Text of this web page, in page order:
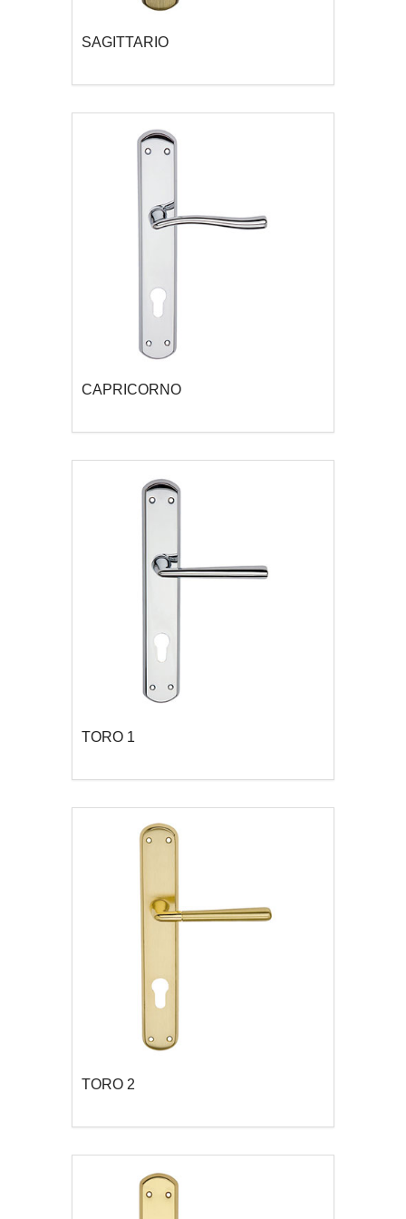
SAGITTARIO
CAPRICORNO
TORO 1
TORO 2